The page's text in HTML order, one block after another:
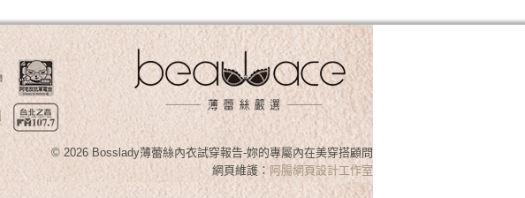
© 2026 Bosslady薄蕾絲內衣試穿報告-妳的專屬內在美穿搭顧問
網頁維護： 阿腸網頁設計工作室